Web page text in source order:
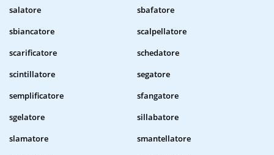
salatore
sbafatore
sbiancatore
scalpellatore
scarificatore
schedatore
scintillatore
segatore
semplificatore
sfangatore
sgelatore
sillabatore
slamatore
smantellatore